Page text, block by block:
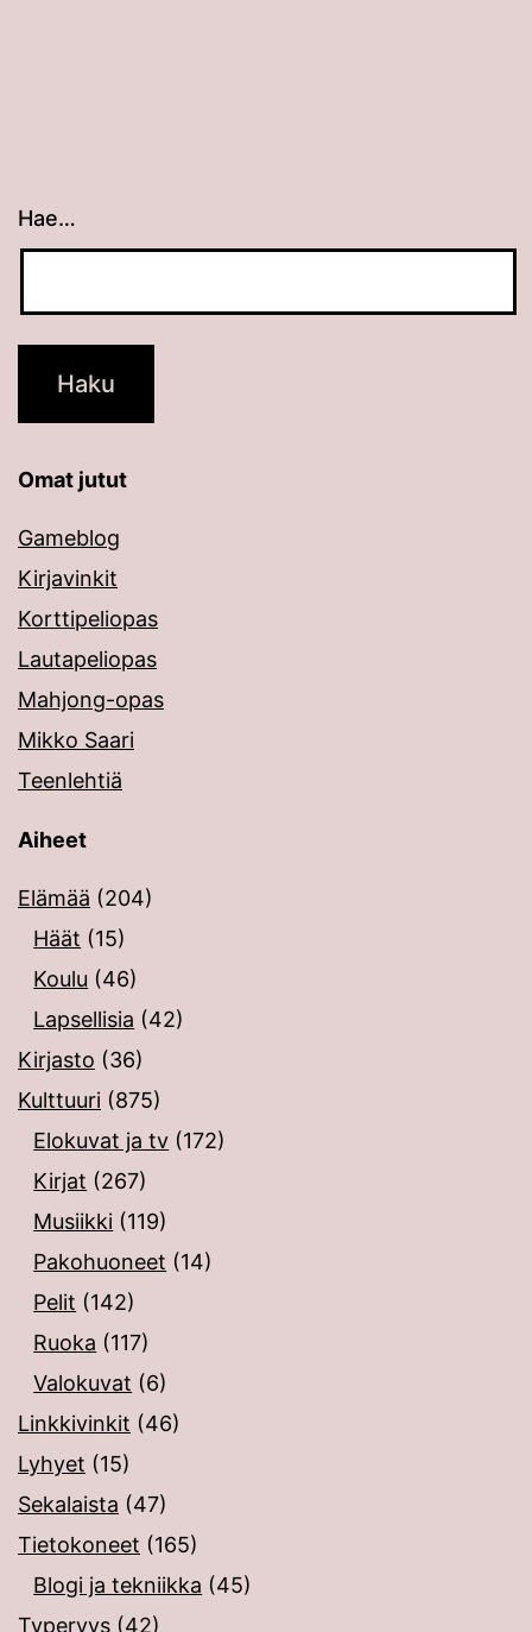
Hae…
Kun tuloksia tulee, voit selata niitä
Omat jutut
Gameblog
Kirjavinkit
Korttipeliopas
Lautapeliopas
Mahjong-opas
Mikko Saari
Teenlehtiä
Aiheet
Elämää (204)
Häät (15)
Koulu (46)
Lapsellisia (42)
Kirjasto (36)
Kulttuuri (875)
Elokuvat ja tv (172)
Kirjat (267)
Musiikki (119)
Pakohuoneet (14)
Pelit (142)
Ruoka (117)
Valokuvat (6)
Linkkivinkit (46)
Lyhyet (15)
Sekalaista (47)
Tietokoneet (165)
Blogi ja tekniikka (45)
Typeryys (42)